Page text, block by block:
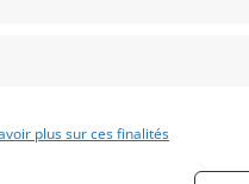
plus sur ces finalités